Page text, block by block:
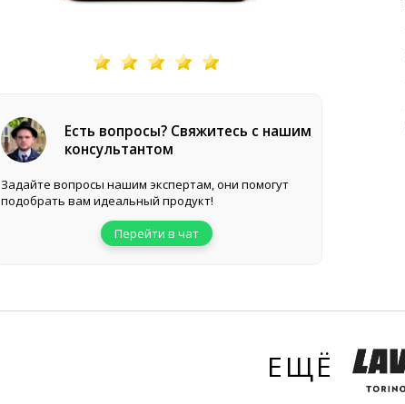
Есть вопросы? Свяжитесь с нашим
консультантом
Задайте вопросы нашим экспертам, они помогут
подобрать вам идеальный продукт!
Перейти в чат
ЕЩЁ